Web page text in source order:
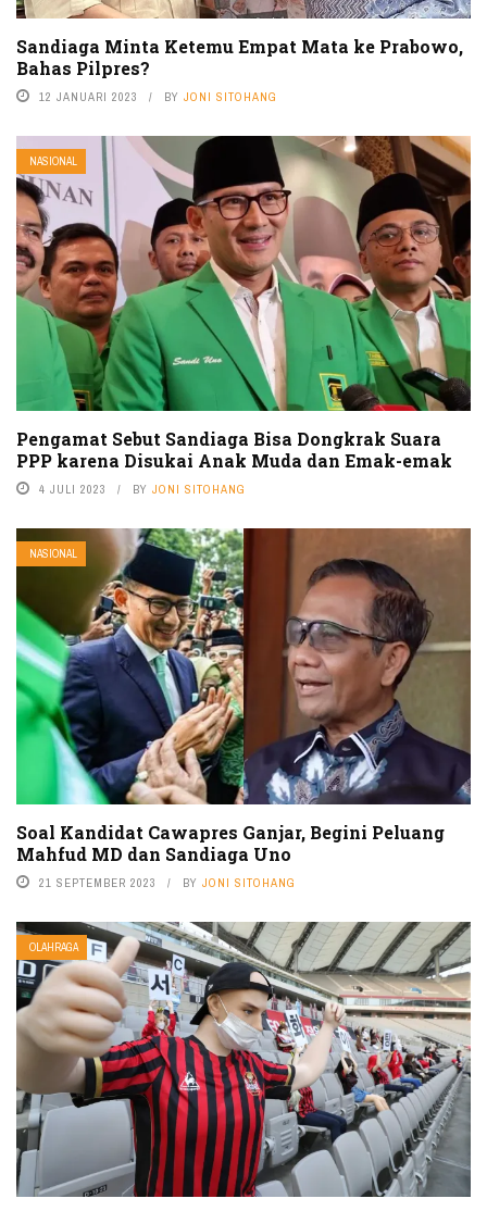
Sandiaga Minta Ketemu Empat Mata ke Prabowo,
Bahas Pilpres?
12 JANUARI 2023 BY JONI SITOHANG
NASIONAL
Pengamat Sebut Sandiaga Bisa Dongkrak Suara
PPP karena Disukai Anak Muda dan Emak-emak
4 JULI 2023 BY JONI SITOHANG
NASIONAL
Soal Kandidat Cawapres Ganjar, Begini Peluang
Mahfud MD dan Sandiaga Uno
21 SEPTEMBER 2023 BY JONI SITOHANG
OLAHRAGA